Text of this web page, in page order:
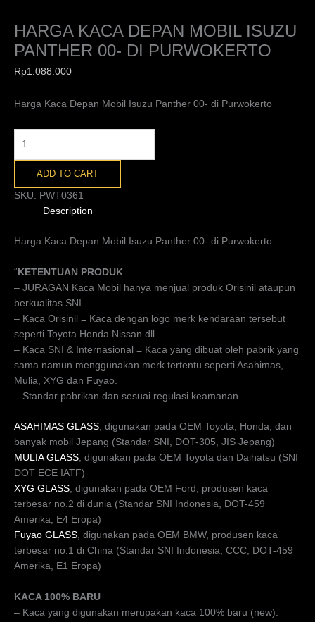
HARGA KACA DEPAN MOBIL ISUZU
PANTHER 00- DI PURWOKERTO
Rp1.088.000
Harga Kaca Depan Mobil Isuzu Panther 00- di Purwokerto
ADD TO CART
SKU: PWT0361
Description
Harga Kaca Depan Mobil Isuzu Panther 00- di Purwokerto
“KETENTUAN PRODUK
– JURAGAN Kaca Mobil hanya menjual produk Orisinil ataupun
berkualitas SNI.
– Kaca Orisinil = Kaca dengan logo merk kendaraan tersebut
seperti Toyota Honda Nissan dll.
– Kaca SNI & Internasional = Kaca yang dibuat oleh pabrik yang
sama namun menggunakan merk tertentu seperti Asahimas,
Mulia, XYG dan Fuyao.
– Standar pabrikan dan sesuai regulasi keamanan.
ASAHIMAS GLASS, digunakan pada OEM Toyota, Honda, dan
banyak mobil Jepang (Standar SNI, DOT-305, JIS Jepang)
MULIA GLASS, digunakan pada OEM Toyota dan Daihatsu (SNI
DOT ECE IATF)
XYG GLASS, digunakan pada OEM Ford, produsen kaca
terbesar no.2 di dunia (Standar SNI Indonesia, DOT-459
Amerika, E4 Eropa)
Fuyao GLASS, digunakan pada OEM BMW, produsen kaca
terbesar no.1 di China (Standar SNI Indonesia, CCC, DOT-459
Amerika, E1 Eropa)
KACA 100% BARU
– Kaca yang digunakan merupakan kaca 100% baru (new).